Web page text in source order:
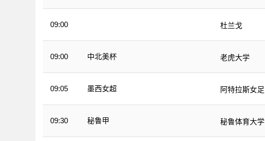
09:00
杜兰戈
09:00 中北美杯 老虎大学
09:05 墨西女超 阿特拉斯女足
09:30 秘鲁甲 秘鲁体育大学